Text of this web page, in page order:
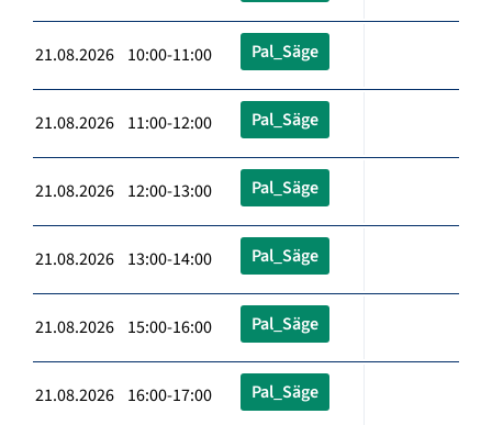
21.08.2026 10:00-11:00 Pal_Säge
21.08.2026 11:00-12:00 Pal_Säge
21.08.2026 12:00-13:00 Pal_Säge
21.08.2026 13:00-14:00 Pal_Säge
21.08.2026 15:00-16:00 Pal_Säge
21.08.2026 16:00-17:00 Pal_Säge